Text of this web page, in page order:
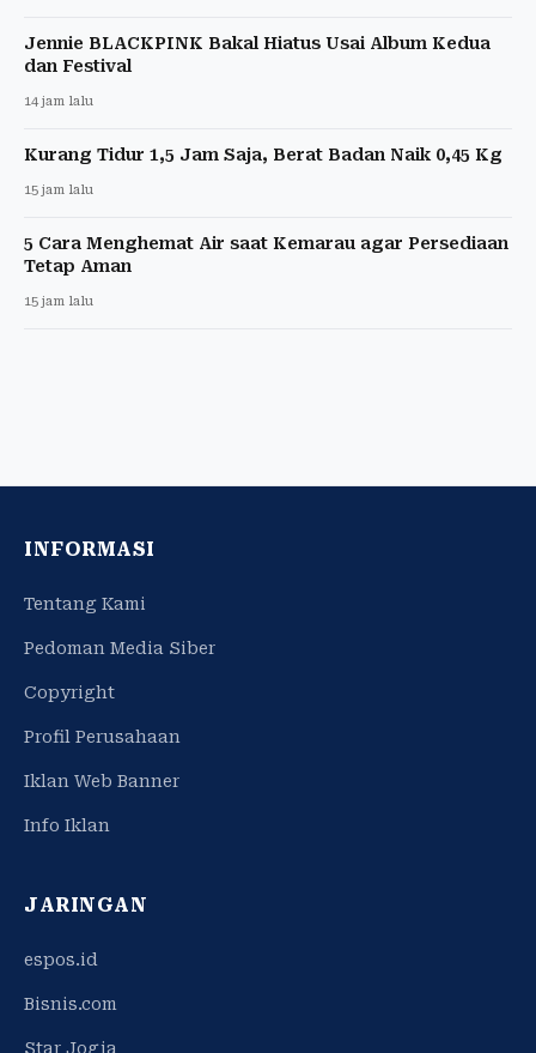
Jennie BLACKPINK Bakal Hiatus Usai Album Kedua
dan Festival
14 jam lalu
Kurang Tidur 1,5 Jam Saja, Berat Badan Naik 0,45 Kg
15 jam lalu
5 Cara Menghemat Air saat Kemarau agar Persediaan
Tetap Aman
15 jam lalu
INFORMASI
Tentang Kami
Pedoman Media Siber
Copyright
Profil Perusahaan
Iklan Web Banner
Info Iklan
JARINGAN
espos.id
Bisnis.com
Star Jogja